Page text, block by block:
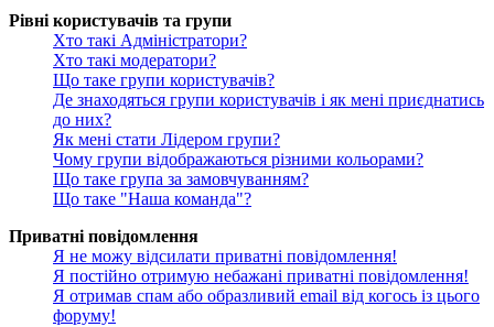
Рівні користувачів та групи
Хто такі Адміністратори?
Хто такі модератори?
Що таке групи користувачів?
Де знаходяться групи користувачів і як мені приєднатись
до них?
Як мені стати Лідером групи?
Чому групи відображаються різними кольорами?
Що таке група за замовчуванням?
Що таке "Наша команда"?
Приватні повідомлення
Я не можу відсилати приватні повідомлення!
Я постійно отримую небажані приватні повідомлення!
Я отримав спам або образливий email від когось із цього
форуму!